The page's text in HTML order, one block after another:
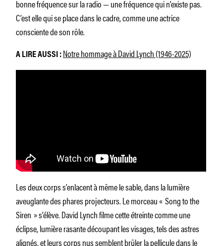
bonne fréquence sur la radio — une fréquence qui n’existe pas.
C’est elle qui se place dans le cadre, comme une actrice
consciente de son rôle.
A LIRE AUSSI : Notre hommage à David Lynch (1946-2025)
Les deux corps s’enlacent à même le sable, dans la lumière
aveuglante des phares projecteurs. Le morceau « Song to the
Siren » s’élève. David Lynch filme cette étreinte comme une
éclipse, lumière rasante découpant les visages, tels des astres
alignés, et leurs corps nus semblent brûler la pellicule dans le